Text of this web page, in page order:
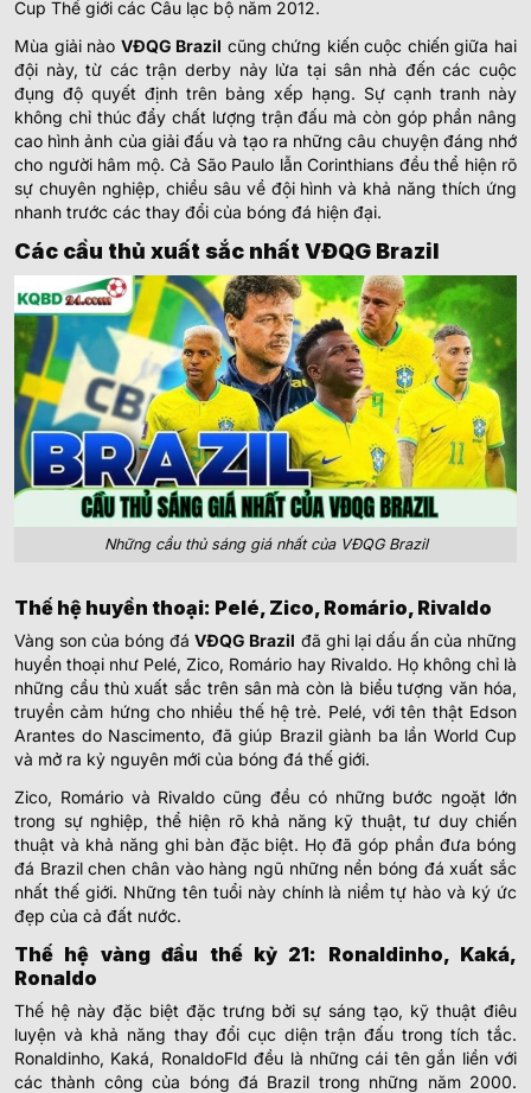
Cup Thế giới các Câu lạc bộ năm 2012.
Mùa giải nào VĐQG Brazil cũng chứng kiến cuộc chiến giữa hai
đội này, từ các trận derby nảy lửa tại sân nhà đến các cuộc
đụng độ quyết định trên bảng xếp hạng. Sự cạnh tranh này
không chỉ thúc đẩy chất lượng trận đấu mà còn góp phần nâng
cao hình ảnh của giải đấu và tạo ra những câu chuyện đáng nhớ
cho người hâm mộ. Cả São Paulo lẫn Corinthians đều thể hiện rõ
sự chuyên nghiệp, chiều sâu về đội hình và khả năng thích ứng
nhanh trước các thay đổi của bóng đá hiện đại.
Các cầu thủ xuất sắc nhất VĐQG Brazil
Những cầu thủ sáng giá nhất của VĐQG Brazil
Thế hệ huyền thoại: Pelé, Zico, Romário, Rivaldo
Vàng son của bóng đáVĐQG Brazil đã ghi lại dấu ấn của những
huyền thoại như Pelé, Zico, Romário hay Rivaldo. Họ không chỉ là
những cầu thủ xuất sắc trên sân mà còn là biểu tượng văn hóa,
truyền cảm hứng cho nhiều thế hệ trẻ. Pelé, với tên thật Edson
Arantes do Nascimento, đã giúp Brazil giành ba lần World Cup
và mở ra kỷ nguyên mới của bóng đá thế giới.
Zico, Romário và Rivaldo cũng đều có những bước ngoặt lớn
trong sự nghiệp, thể hiện rõ khả năng kỹ thuật, tư duy chiến
thuật và khả năng ghi bàn đặc biệt. Họ đã góp phần đưa bóng
đá Brazil chen chân vào hàng ngũ những nền bóng đá xuất sắc
nhất thế giới. Những tên tuổi này chính là niềm tự hào và ký ức
đẹp của cả đất nước.
Thế hệ vàng đầu thế kỷ 21: Ronaldinho, Kaká,
Ronaldo
Thế hệ này đặc biệt đặc trưng bởi sự sáng tạo, kỹ thuật điêu
luyện và khả năng thay đổi cục diện trận đấu trong tích tắc.
Ronaldinho, Kaká, RonaldoFld đều là những cái tên gắn liền với
các thành công của bóng đá Brazil trong những năm 2000.